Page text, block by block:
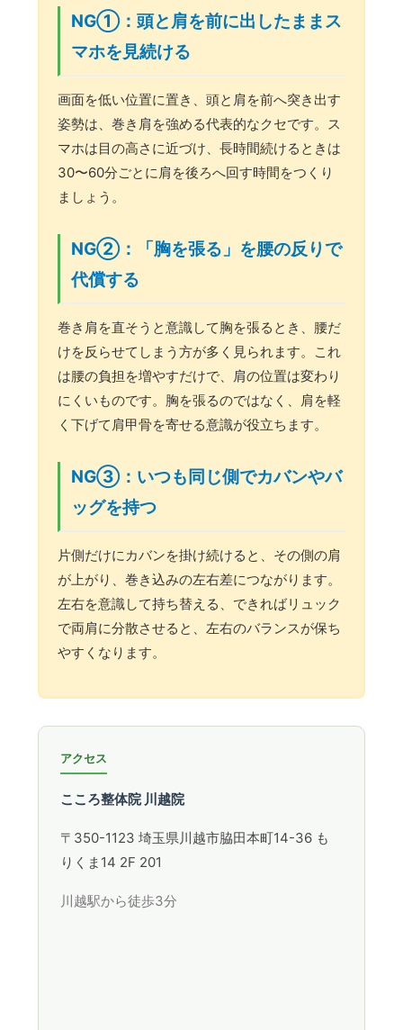
NG①：頭と肩を前に出したままス
マホを見続ける
画面を低い位置に置き、頭と肩を前へ突き出す
姿勢は、巻き肩を強める代表的なクセです。ス
マホは目の高さに近づけ、長時間続けるときは
30〜60分ごとに肩を後ろへ回す時間をつくり
ましょう。
NG②：「胸を張る」を腰の反りで
代償する
巻き肩を直そうと意識して胸を張るとき、腰だ
けを反らせてしまう方が多く見られます。これ
は腰の負担を増やすだけで、肩の位置は変わり
にくいものです。胸を張るのではなく、肩を軽
く下げて肩甲骨を寄せる意識が役立ちます。
NG③：いつも同じ側でカバンやバ
ッグを持つ
片側だけにカバンを掛け続けると、その側の肩
が上がり、巻き込みの左右差につながります。
左右を意識して持ち替える、できればリュック
で両肩に分散させると、左右のバランスが保ち
やすくなります。
アクセス
こころ整体院 川越院
〒350-1123 埼玉県川越市脇田本町14-36 も
りくま14 2F 201
川越駅から徒歩3分